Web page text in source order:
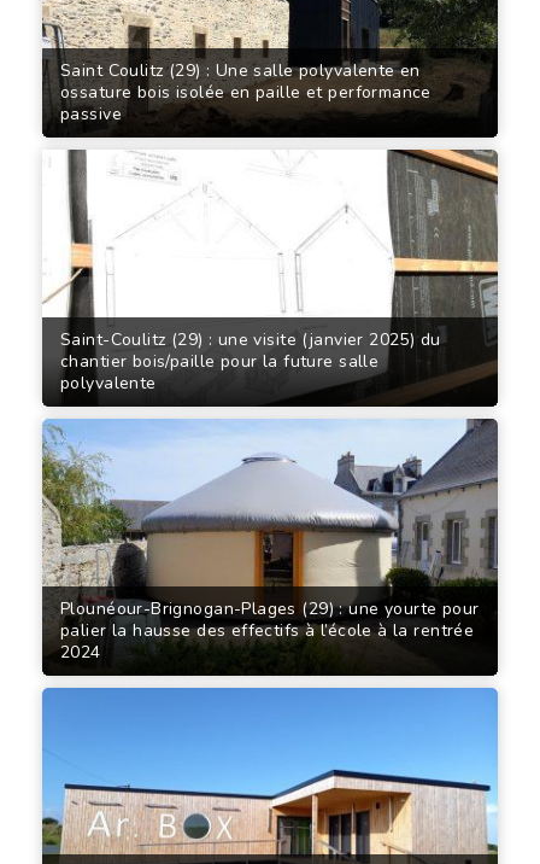
Saint Coulitz (29) : Une salle polyvalente en
ossature bois isolée en paille et performance
passive
Saint-Coulitz (29) : une visite (janvier 2025) du
chantier bois/paille pour la future salle
polyvalente
Plounéour-Brignogan-Plages (29) : une yourte pour
palier la hausse des effectifs à l’école à la rentrée
2024